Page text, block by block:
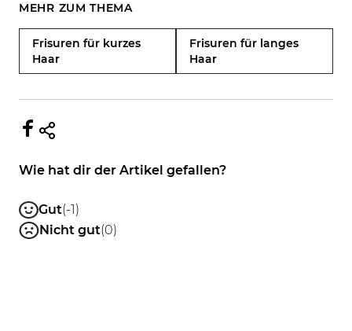
MEHR ZUM THEMA
Frisuren für kurzes
Haar
Frisuren für langes
Haar
Wie hat dir der Artikel gefallen?
Gut(-1)
Nicht gut(0)